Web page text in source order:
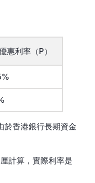
惠利率（P）
於香港銀行長期資金
計算，實際利率是